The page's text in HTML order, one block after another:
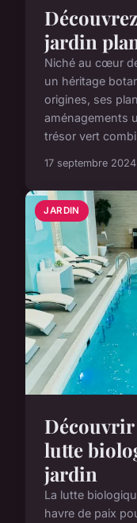
jardin
Niché au cœur
un héritage
origines, ses
aménagements
trésor vert
17 septembre 2024
JARDIN
Découvrir
lutte
jardin
La lutte
havre de paix